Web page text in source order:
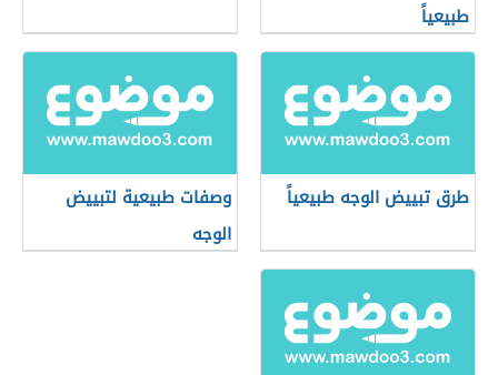
طبيعياً
طرق تبييض الوجه طبيعياً
وصفات طبيعية لتبييض
الوجه